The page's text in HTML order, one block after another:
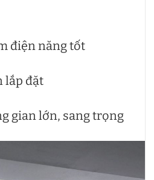
điện năng tốt
lắp đặt
gian lớn, sang trọng